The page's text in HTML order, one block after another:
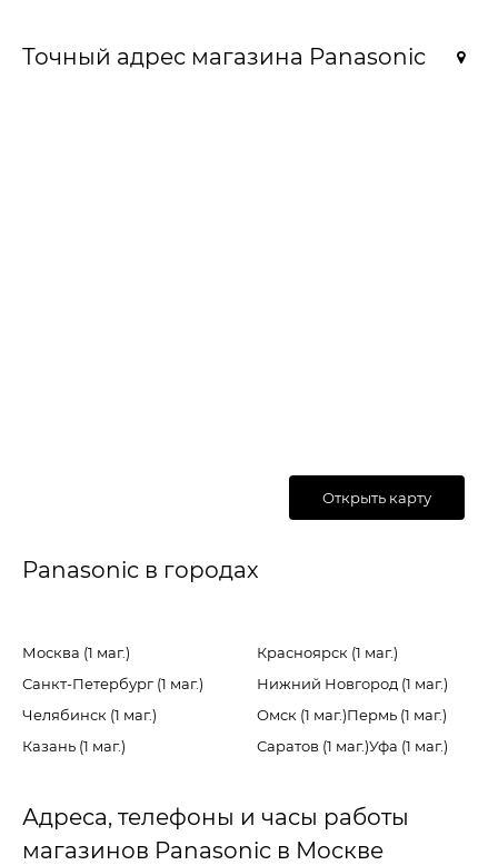
Точный адрес магазина Panasonic
Открыть карту
Panasonic в городах
Москва (1 маг.)
Санкт-Петербург (1 маг.)
Челябинск (1 маг.)
Казань (1 маг.)
Красноярск (1 маг.)
Нижний Новгород (1 маг.)
Омск (1 маг.)Пермь (1 маг.)
Саратов (1 маг.)Уфа (1 маг.)
Адреса, телефоны и часы работы
магазинов Panasonic в Москве